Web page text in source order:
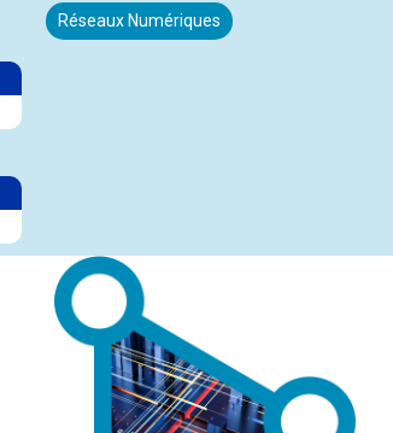
Réseaux Numériques